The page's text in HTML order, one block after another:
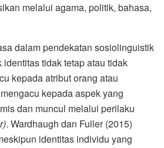
melalui agama, politik, bahasa,
dalam pendekatan sosiolinguistik
tidak tetap atau tidak
kepada atribut orang atau
kepada aspek yang
dan muncul melalui perilaku
. Wardhaugh dan Fuller (2015)
identitas individu yang